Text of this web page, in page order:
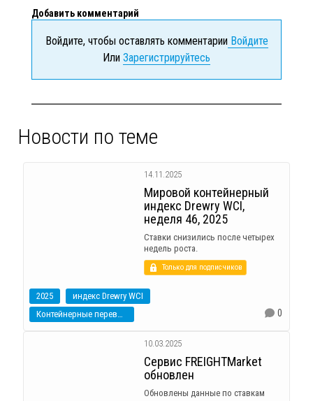
Добавить комментарий
Войдите, чтобы оставлять комментарииВойдите
Или Зарегистрируйтесь
Новости по теме
14.11.2025
Мировой контейнерный
индекс Drewry WCI,
неделя 46, 2025
Ставки снизились после четырех
недель роста.
Только для подписчиков
2025
индекс Drewry WCI
Контейнерные перевозки
0
10.03.2025
Сервис FREIGHTMarket
обновлен
Обновлены данные по ставкам